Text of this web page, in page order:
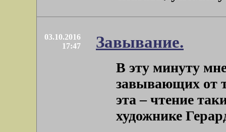
03.10.2016
17:47
Завывание.
В эту минуту
завывающих от
эта – чтение
художнике